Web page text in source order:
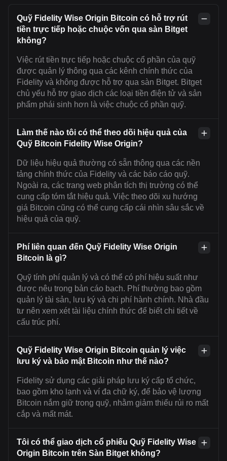
Quỹ Fidelity Wise Origin Bitcoin có hỗ trợ rút
tiền trực tiếp hoặc chuộc vốn qua sàn Bitget
không?
Việc rút tiền trực tiếp hoặc chuộc cổ phần của quỹ
được quản lý thông qua các kênh chính thức của
Fidelity và không được hỗ trợ qua sàn Bitget. Bitget
chủ yếu hỗ trợ giao dịch các loại tiền điện tử và sản
phẩm phái sinh hơn là việc chuộc cổ phần quỹ.
Làm thế nào tôi có thể theo dõi hiệu quả của
Quỹ Bitcoin Fidelity Wise Origin?
Dữ liệu hiệu quả thường có sẵn thông qua các nền
tảng chính thức của Fidelity và các báo cáo quỹ.
Ngoài ra, các trang web phân tích thị trường có thể
cung cấp tóm tắt hiệu quả. Việc theo dõi xu hướng
giá Bitcoin cũng có thể cung cấp cái nhìn sâu sắc về
hiệu quả của quỹ.
Phí liên quan đến Quỹ Fidelity Wise Origin
Bitcoin là gì?
Quỹ tính phí quản lý và có thể có phí hiệu suất như
được nêu trong bản cáo bạch. Phí thường bao gồm
quản lý tài sản, lưu ký và chi phí hành chính. Nhà đầu
tư nên xem xét tài liệu chính thức để biết chi tiết về
cấu trúc phí.
Quỹ Fidelity Wise Origin Bitcoin quản lý việc
lưu ký và bảo mật Bitcoin như thế nào?
Fidelity sử dụng các giải pháp lưu ký cấp tổ chức,
bao gồm kho lạnh và ví đa chữ ký, để bảo vệ lượng
Bitcoin nắm giữ trong quỹ, nhằm giảm thiểu rủi ro mất
cắp và mất mát.
Tôi có thể giao dịch cổ phiếu Quỹ Fidelity Wise
Origin Bitcoin trên Sàn Bitget không?